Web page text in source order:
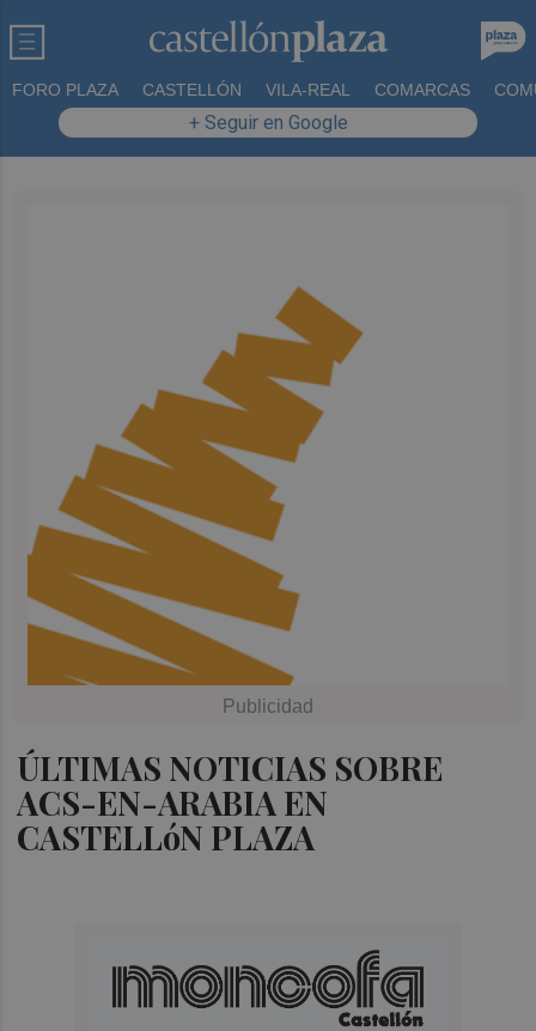
FORO PLAZA CASTELLÓN VILA-REAL COMARCAS
+ Seguir en Google
ÚLTIMAS NOTICIAS SOBRE
ACS-EN-ARABIA EN
CASTELLóN PLAZA